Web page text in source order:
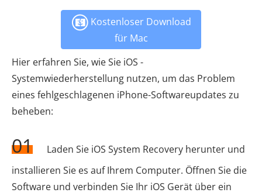
Kostenloser Download
für Mac
Hier erfahren Sie, wie Sie iOS -
Systemwiederherstellung nutzen, um das Problem
eines fehlgeschlagenen iPhone-Softwareupdates zu
beheben:
01
Laden Sie iOS System Recovery herunter und
installieren Sie es auf Ihrem Computer. Öffnen Sie die
Software und verbinden Sie Ihr iOS Gerät über ein